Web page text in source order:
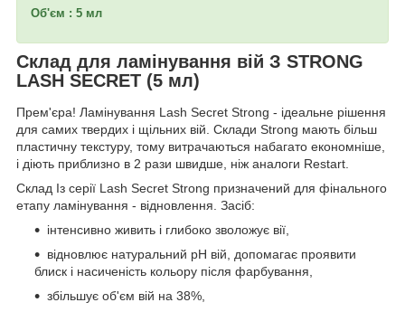
Об'єм : 5 мл
Склад для ламінування вій З STRONG
LASH SECRET (5 мл)
Прем'єра! Ламінування Lash Secret Strong - ідеальне рішення
для самих твердих і щільних вій. Склади Strong мають більш
пластичну текстуру, тому витрачаються набагато економніше,
і діють приблизно в 2 рази швидше, ніж аналоги Restart.
Склад Із серії Lash Secret Strong призначений для фінального
етапу ламінування - відновлення. Засіб:
інтенсивно живить і глибоко зволожує вії,
відновлює натуральний рН вій, допомагає проявити
блиск і насиченість кольору після фарбування,
збільшує об'єм вій на 38%,